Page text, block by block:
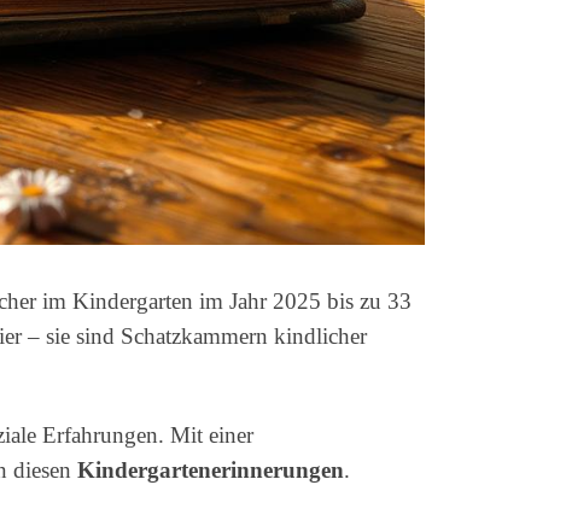
im Kindergarten im Jahr 2025 bis zu 33
– sie sind Schatzkammern kindlicher
Erfahrungen. Mit einer
diesen Kindergartenerinnerungen.